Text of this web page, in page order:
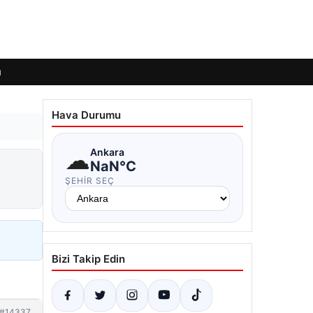
Hava Durumu
☁Ankara
NaN°C
ŞEHIR SEÇ
Bizi Takip Edin